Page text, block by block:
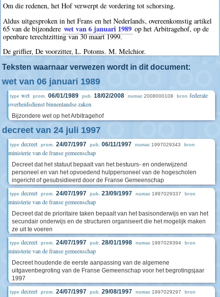
Om die redenen, het Hof verwerpt de vordering tot schorsing.
Aldus uitgesproken in het Frans en het Nederlands, overeenkomstig artikel
65 van de bijzondere wet van 6 januari 1989 op het Arbitragehof, op de
openbare terechtzitting van 30 maart 1999.
De griffier, De voorzitter, L. Potoms. M. Melchior.
Teksten waarnaar verwezen wordt in dit document:
wet van 06 januari 1989
type wet prom. 06/01/1989 pub. 18/02/2008 numac 2008000108 bron federale
overheidsdienst binnenlandse zaken
Bijzondere wet op het Arbitragehof
decreet van 24 juli 1997
type decreet prom. 24/07/1997 pub. 06/11/1997 numac 1997029343 bron
ministerie van de franse gemeenschap
Decreet dat het statuut bepaalt van het bestuurs- en onderwijzend
personeel en van het opvoedend hulppersoneel van de hogescholen
ingericht of gesubsidieerd door de Franse Gemeenschap
type decreet prom. 24/07/1997 pub. 23/09/1997 numac 1997029337 bron
ministerie van de franse gemeenschap
Decreet dat de prioritaire taken bepaalt van het basisonderwijs en van het
secundair onderwijs en de structuren organiseert die het mogelijk maken
ze uit te voeren
type decreet prom. 24/07/1997 pub. 28/01/1998 numac 1997029394 bron
ministerie van de franse gemeenschap
Decreet houdende de eerste aanpassing van de algemene
uitgavenbegroting van de Franse Gemeenschap voor het begrotingsjaar
1997
type decreet prom. 24/07/1997 pub. 29/08/1997 numac 1997029297 bron